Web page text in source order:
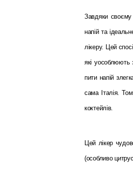
Завдяки своєму
напій та
лікеру. Цей
які уособлюють
пити напій
сама Італія.
коктейлів.
Цей лікер
(особливо